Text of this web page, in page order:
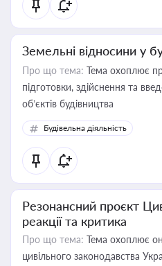
Земельні відносини у
Про що тема: Тема охоплює
підготовки, здійснення та
об’єктів будівництва
Будівельна діяльність
Резонансний проєкт
реакції та критика
Про що тема: Тема охоплює
цивільного законодавства